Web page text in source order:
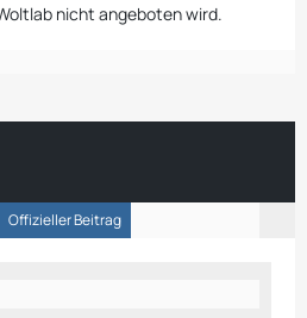
nicht angeboten wird.
Offizieller Beitrag